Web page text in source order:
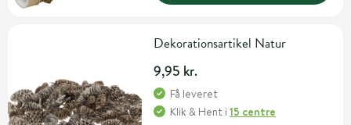
Dekorationsartikel Natur
9,95 kr.
Få leveret
Klik & Hent i15 centre